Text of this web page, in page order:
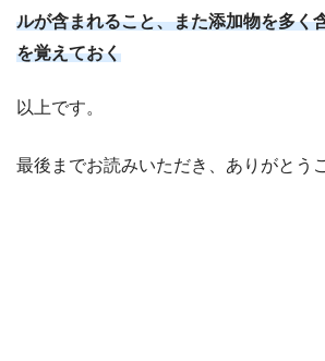
ルが含まれること、また添加物を多く
を覚えておく
以上です。
最後までお読みいただき、ありがとう